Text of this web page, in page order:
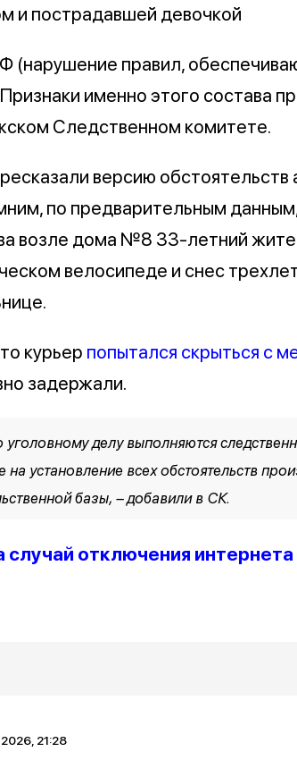
и пострадавшей девочкой
(нарушение правил,
именно этого состава
Следственном комитете.
версию обстоятельств
по предварительным
возле дома №8 33-летний
велосипеде и снес
курьер попытался скрыться с
задержали.
делу выполняются
на установление всех обстоятельств
базы, – добавили в СК.
случай отключения интернета
21:28